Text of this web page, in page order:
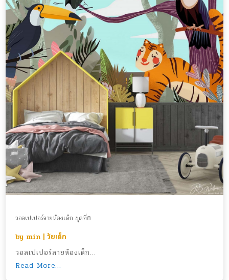
วอลเปเปอร์ลายห้องเด็ก ชุดที่8
by min |วัยเด็ก
วอลเปเปอร์ลายห้องเด็ก...
Read More...